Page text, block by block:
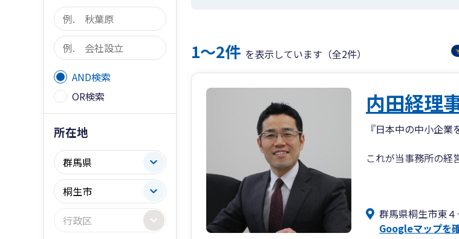
AND検索
OR検索
所在地
1〜2件 を表示しています（全2件）
内田経理
『日本中の中小企業
これが当事務所の経
コンサルティング
「より良い未来」を
わたしたちの使命で
群馬県桐生市東
Googleマップを